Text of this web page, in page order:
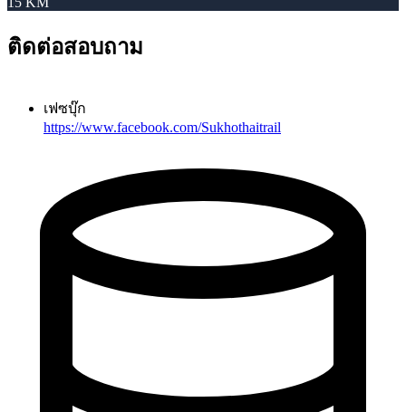
ติดต่อสอบถาม
เฟซบุ๊ก
https://www.facebook.com/Sukhothaitrail